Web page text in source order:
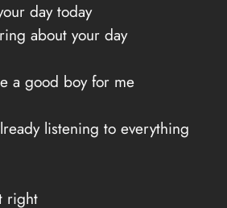
day today
about your day
a good boy for me
listening to everything
right